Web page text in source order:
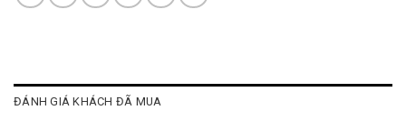
ĐÁNH GIÁ KHÁCH ĐÃ MUA